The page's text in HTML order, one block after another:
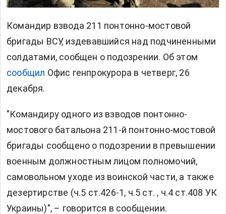
Командир взвода 211 понтонно-мостовой
бригады ВСУ, издевавшийся над подчиненными
солдатами, сообщен о подозрении. Об этом
сообщил Офис генпрокурора в четверг, 26
декабря.
"Командиру одного из взводов понтонно-
мостового батальона 211-й понтонно-мостовой
бригады сообщено о подозрении в превышении
военным должностным лицом полномочий,
самовольном уходе из воинской части, а также
дезертирстве (ч.5 ст.426-1, ч.5 ст. , ч.4 ст.408 УК
Украины)", – говорится в сообщении.